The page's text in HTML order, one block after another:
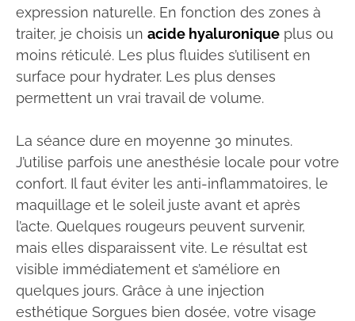
expression naturelle. En fonction des zones à
traiter, je choisis un acide hyaluronique plus ou
moins réticulé. Les plus fluides s’utilisent en
surface pour hydrater. Les plus denses
permettent un vrai travail de volume.
La séance dure en moyenne 30 minutes.
J’utilise parfois une anesthésie locale pour votre
confort. Il faut éviter les anti-inflammatoires, le
maquillage et le soleil juste avant et après
l’acte. Quelques rougeurs peuvent survenir,
mais elles disparaissent vite. Le résultat est
visible immédiatement et s’améliore en
quelques jours. Grâce à une injection
esthétique Sorgues bien dosée, votre visage